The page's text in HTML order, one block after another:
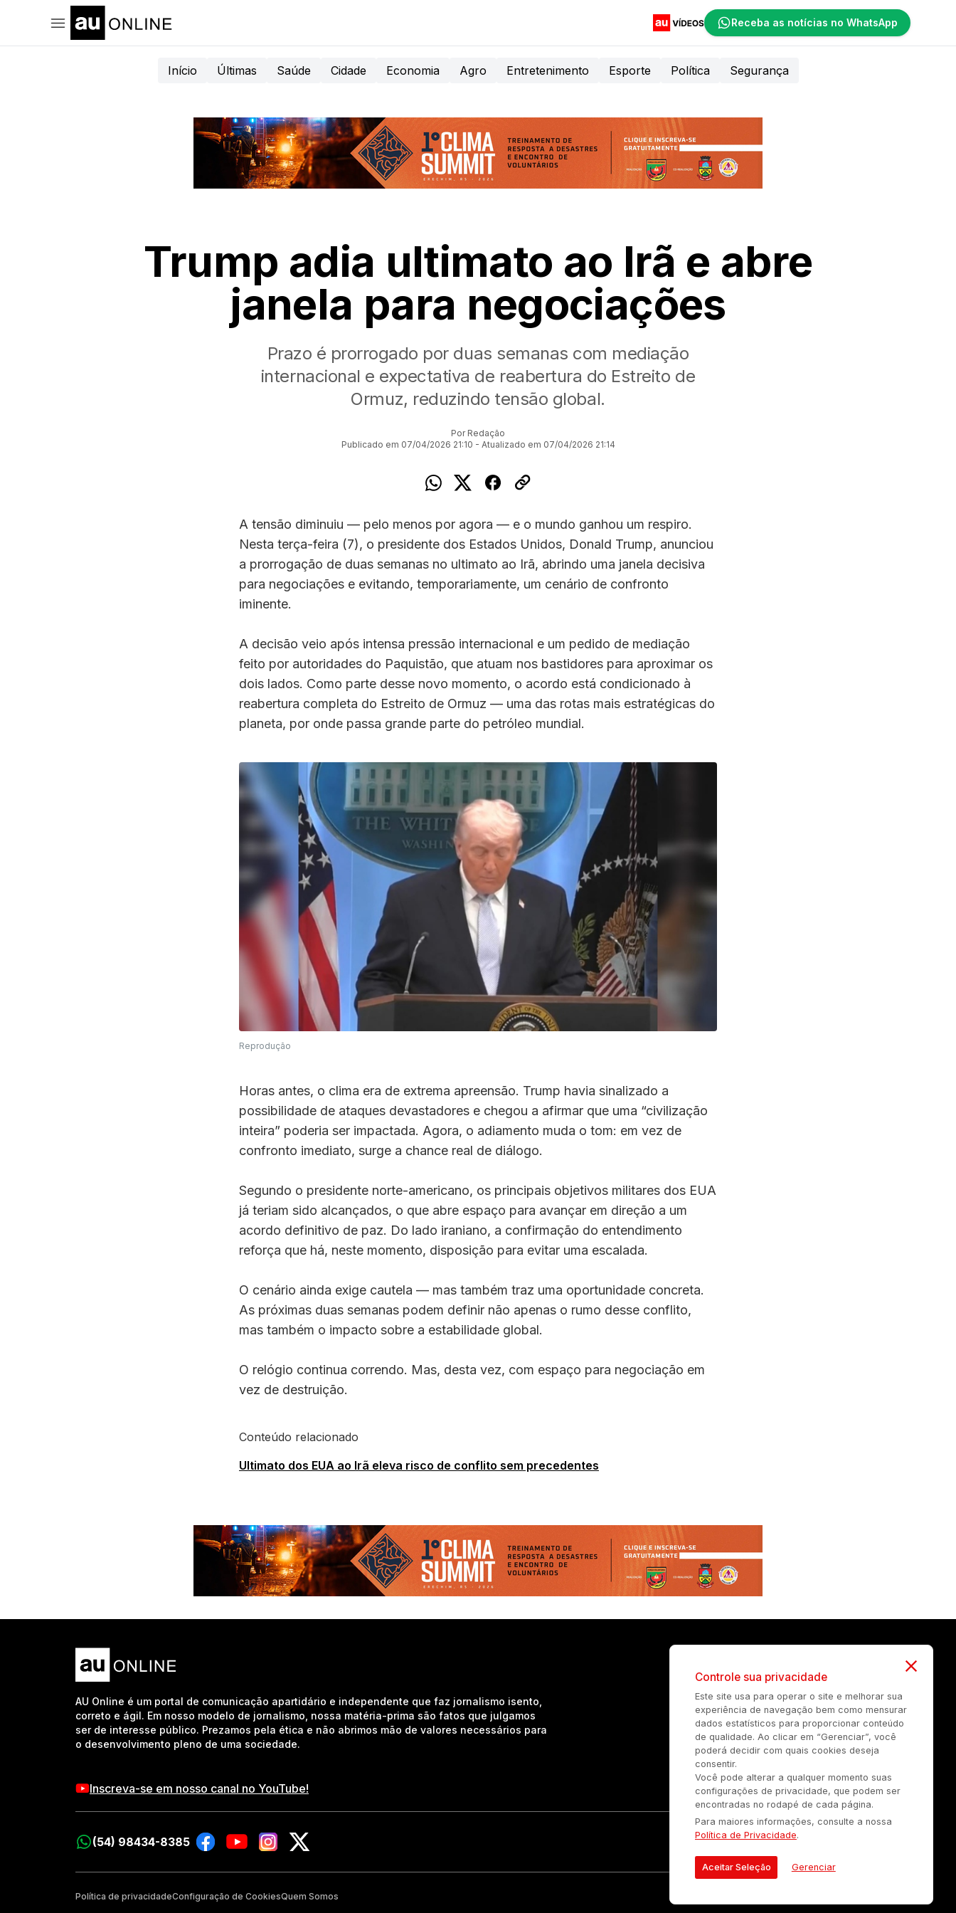
Receba as notícias no WhatsApp
Início Últimas Saúde Cidade Economia Agro Entretenimento Esporte Política Segurança
Trump adia ultimato ao Irã e abre
janela para negociações
Prazo é prorrogado por duas semanas com mediação
internacional e expectativa de reabertura do Estreito de
Ormuz, reduzindo tensão global.
Por Redação
Publicado em 07/04/2026 21:10 - Atualizado em 07/04/2026 21:14
A tensão diminuiu — pelo menos por agora — e o mundo ganhou um respiro.
Nesta terça-feira (7), o presidente dos Estados Unidos, Donald Trump, anunciou
a prorrogação de duas semanas no ultimato ao Irã, abrindo uma janela decisiva
para negociações e evitando, temporariamente, um cenário de confronto
iminente.
A decisão veio após intensa pressão internacional e um pedido de mediação
feito por autoridades do Paquistão, que atuam nos bastidores para aproximar os
dois lados. Como parte desse novo momento, o acordo está condicionado à
reabertura completa do Estreito de Ormuz — uma das rotas mais estratégicas do
planeta, por onde passa grande parte do petróleo mundial.
Reprodução
Horas antes, o clima era de extrema apreensão. Trump havia sinalizado a
possibilidade de ataques devastadores e chegou a afirmar que uma “civilização
inteira” poderia ser impactada. Agora, o adiamento muda o tom: em vez de
confronto imediato, surge a chance real de diálogo.
Segundo o presidente norte-americano, os principais objetivos militares dos EUA
já teriam sido alcançados, o que abre espaço para avançar em direção a um
acordo definitivo de paz. Do lado iraniano, a confirmação do entendimento
reforça que há, neste momento, disposição para evitar uma escalada.
O cenário ainda exige cautela — mas também traz uma oportunidade concreta.
As próximas duas semanas podem definir não apenas o rumo desse conflito,
mas também o impacto sobre a estabilidade global.
O relógio continua correndo. Mas, desta vez, com espaço para negociação em
vez de destruição.
Conteúdo relacionado
Ultimato dos EUA ao Irã eleva risco de conflito sem precedentes
AU Online é um portal de comunicação apartidário e independente que faz jornalismo isento,
correto e ágil. Em nosso modelo de jornalismo, nossa matéria-prima são fatos que julgamos
ser de interesse público. Prezamos pela ética e não abrimos mão de valores necessários para
o desenvolvimento pleno de uma sociedade.
Inscreva-se em nosso canal no YouTube!
(54) 98434-8385
Política de privacidadeConfiguração de CookiesQuem Somos
Controle sua privacidade
Este site usa para operar o site e melhorar sua
experiência de navegação bem como mensurar
dados estatísticos para proporcionar conteúdo
de qualidade. Ao clicar em “Gerenciar”, você
poderá decidir com quais cookies deseja
consentir.
Você pode alterar a qualquer momento suas
configurações de privacidade, que podem ser
encontradas no rodapé de cada página.
Para maiores informações, consulte a nossa
Política de Privacidade.
Aceitar Seleção Gerenciar